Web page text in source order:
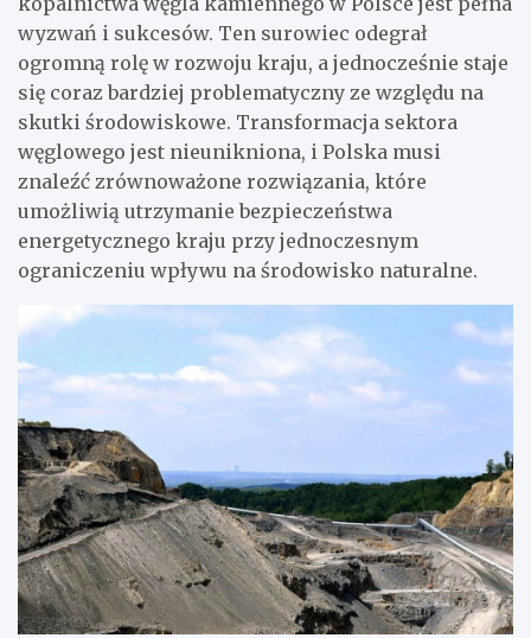
wyzwań i sukcesów. Ten surowiec odegrał
ogromną rolę w rozwoju kraju, a jednocześnie staje
się coraz bardziej problematyczny ze względu na
skutki środowiskowe. Transformacja sektora
węglowego jest nieunikniona, i Polska musi
znaleźć zrównoważone rozwiązania, które
umożliwią utrzymanie bezpieczeństwa
energetycznego kraju przy jednoczesnym
ograniczeniu wpływu na środowisko naturalne.